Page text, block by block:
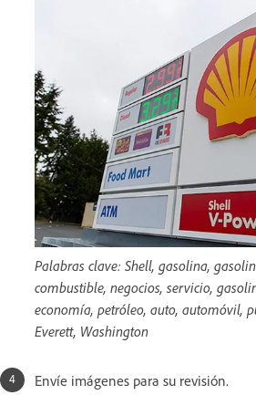
Palabras clave: Shell, gasolina,
combustible, negocios, servicio,
economía, petróleo, auto, automóvil,
Everett, Washington
Envíe imágenes para su revisión.